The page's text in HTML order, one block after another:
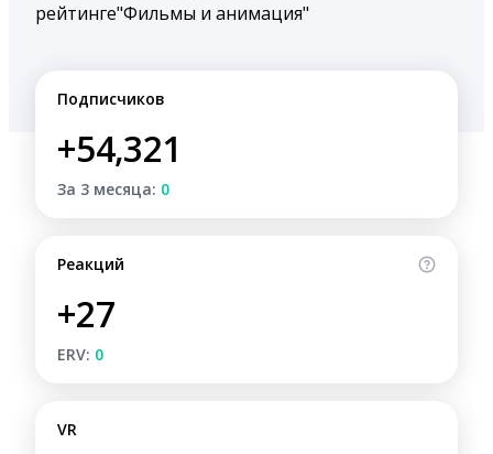
рейтинге"Фильмы и анимация"
Подписчиков
+54,321
За 3 месяца: 0
Реакций
+27
ERV: 0
VR